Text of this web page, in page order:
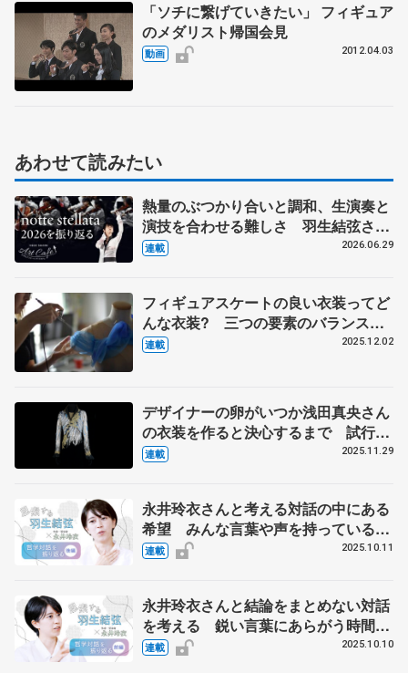
「ソチに繋げていきたい」 フィギュア
のメダリスト帰国会見
動画 2012.04.03
あわせて読みたい
熱量のぶつかり合いと調和、生演奏と
演技を合わせる難しさ 羽生結弦さん
とコラボの東北ユースオーケストラの
連載 2026.06.29
フィギュアスケートの良い衣装ってど
んな衣装? 三つの要素のバランスが
そろった羽生結弦さんの『ボレロ』
連載 2025.12.02
デザイナーの卵がいつか浅田真央さん
の衣装を作ると決心するまで 試行錯
誤の日々、２週間で仕上げた羽生結弦
連載 2025.11.29
永井玲衣さんと考える対話の中にある
希望 みんな言葉や声を持っていると
いうシンプルな事実【後編】
連載 2025.10.11
永井玲衣さんと結論をまとめない対話
を考える 鋭い言葉にあらがう時間
【前編】
連載 2025.10.10